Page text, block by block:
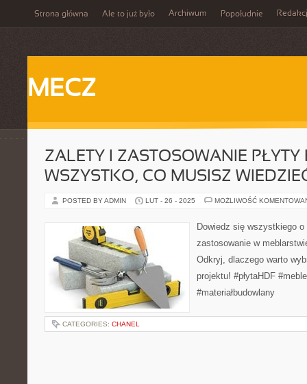
Strona główna Ale to już było Archiwum Popołudnie
MECZ
ZALETY I ZASTOSOWANIE PŁYTY
WSZYSTKO, CO MUSISZ
POSTED BY ADMIN LUT - 26 - 2025 MOŻLIWOŚĆ
Dowiedz się wszystkiego
zastosowanie w
Odkryj, dlaczego warto
projektu! #płytaHDF
#materiałbudowlany
CATEGORIES: CHANEL